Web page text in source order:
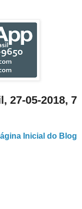
27-05-2018, 7
Inicial do Blog